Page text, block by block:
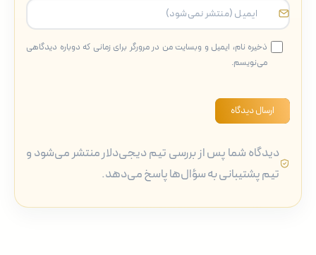
ذخیره نام، ایمیل و وبسایت من در مرورگر برای زمانی که دوباره دیدگاهی
می‌نویسم.
ارسال دیدگاه
دیدگاه شما پس از بررسی تیم دیجی‌دلار منتشر می‌شود و
تیم پشتیبانی به سؤال‌ها پاسخ می‌دهد.